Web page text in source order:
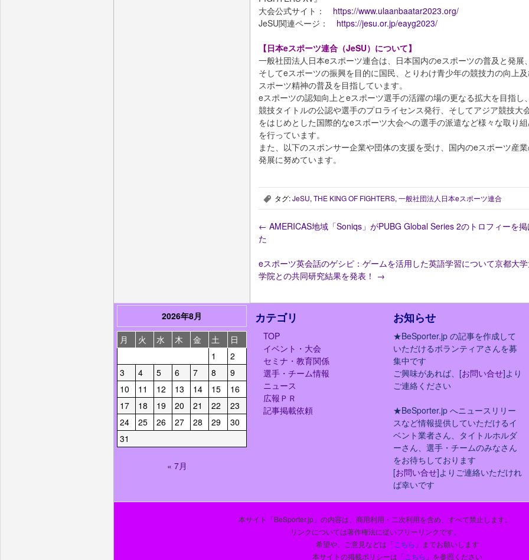
大会公式サイト： https://www.ulaanbaatar2023.org/
JeSU関連ページ： https://jesu.or.jp/eayg2023/
【日本eスポーツ連合（JeSU）について】
一般社団法人日本eスポーツ連合は、日本国内のeスポーツの普及と発展、
そしてeスポーツの振興を目的に国民、とりわけ青少年の競技力の向上
スポーツ精神の普及を目指しています。
eスポーツの認知向上とeスポーツ選手の活躍の場の更なる拡大を目指し、
競技タイトルの公認や選手のプロライセンス発行、そしてアジア競技大
をはじめとした国際的なeスポーツ大会への選手の派遣など様々な取り
を行っています。
また、以下のスポンサー企業や団体の支援を受け、国内のeスポーツ産
発展に努めています。
, タグ:JeSU, THE KING OF FIGHTERS, 一般社団法人日本eスポーツ連合
← AMERICAS地域「Soniqs」がPUBG Global Series 2のトロフィーを
た
eスポーツ英会話のゲシピ：ゲームを活用した英語学習について京都大
学院との共同研究結果を発表！ →
2026年8月
月
火 水 木 金 土
日
1
2
3
4 5 6 7 8
9
10
11 12 13 14 15
16
17
18 19 20 21 22
23
24
25 26 27 28 29
30
31
« 7月
カテゴリ
TOP
イベント・大会
セミナ・教育関係
選手・チーム情報
ニュース
広報ＰＲ
記事掲載依頼
お知らせ
★BeSporter.jp の記事を作成して
いただけるボランティアさんを募
集中です
ご興味があれば、[お問い合せ]より
ご連絡ください
★BeSporter.jp へニュースリリー
スなど情報提供していただけるイ
ベント業者さん、タイトルホルダ
ーさん、選手・チームのみなさん
をお待ちしております
[お問い合せ]よりご連絡いただけれ
ば幸いです
本サイト「BeSporter.jp」の内容は、商用利用・二次利用を含め、すべて禁止します。
リンクについては著作権法に従いフリーリンクです。
希望や、ご意見などは「 こちら 」までお願いします
本サイトの掲載ポリシーは「 こちら 」を参照ください